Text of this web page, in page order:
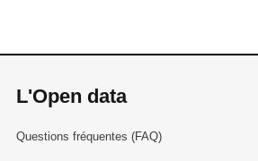
L'Open data
Questions fréquentes (FAQ)